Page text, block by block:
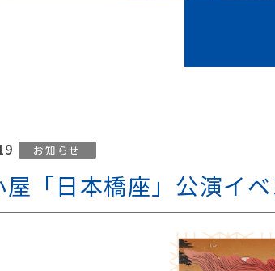
お知らせ
屋「日本橋座」公演イ